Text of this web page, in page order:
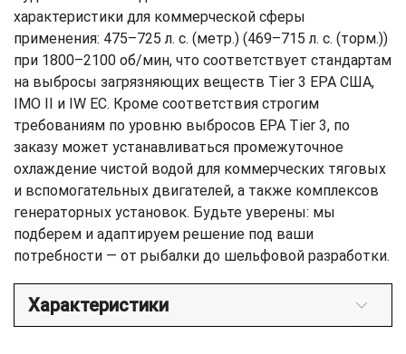
характеристики для коммерческой сферы
применения: 475–725 л. с. (метр.) (469–715 л. с. (торм.))
при 1800–2100 об/мин, что соответствует стандартам
на выбросы загрязняющих веществ Tier 3 EPA США,
IMO II и IW ЕС. Кроме соответствия строгим
требованиям по уровню выбросов EPA Tier 3, по
заказу может устанавливаться промежуточное
охлаждение чистой водой для коммерческих тяговых
и вспомогательных двигателей, а также комплексов
генераторных установок. Будьте уверены: мы
подберем и адаптируем решение под ваши
потребности — от рыбалки до шельфовой разработки.
Характеристики